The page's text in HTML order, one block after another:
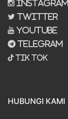
Instagram
Twitter
Youtube
Telegram
Tik Tok
HUBUNGI KAMI